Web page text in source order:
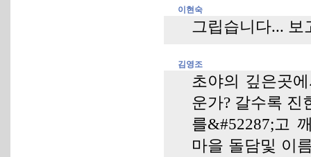
이현숙
그립습니다... 보
김영조
초야의 깊은곳
운가? 갈수록 진
를&#52287;고
마을 돌담및 이